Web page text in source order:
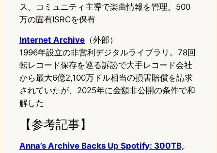
ス。コミュニティ主導で楽曲情報を管理。500
万の固有ISRCを保有
Internet Archive （外部）
1996年設立の非営利デジタルライブラリ。78回
転レコード保存を巡る訴訟で大手レコード会社
から最大6億2,100万ドル相当の損害賠償を請求
されていたが、2025年に金額非公開の条件で和
解した
【参考記事】
Anna’s Archive Backs Up Spotify: 300TB,